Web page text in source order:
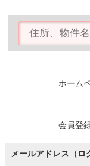
ホーム
会員登
メールアドレス（ロ